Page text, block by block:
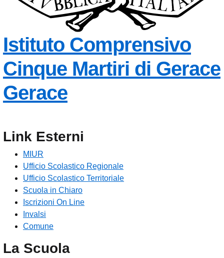
Istituto Comprensivo
Cinque Martiri di Gerace
Gerace— Visita la
Link Esterni
MIUR
Ufficio Scolastico Regionale
Ufficio Scolastico Territoriale
Scuola in Chiaro
Iscrizioni On Line
Invalsi
Comune
La Scuola